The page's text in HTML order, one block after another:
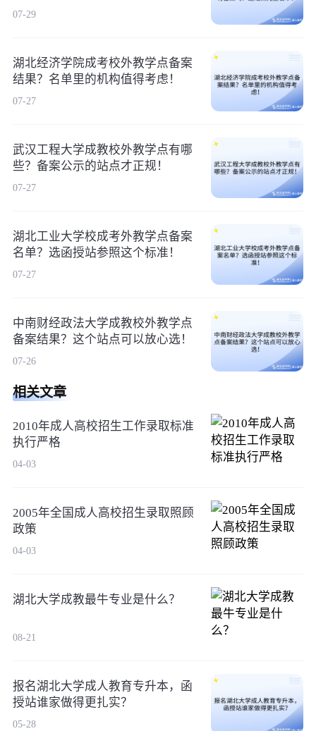
07-29
湖北经济学院成考校外教学点备案
结果？名单里的机构值得考虑！
07-27
武汉工程大学成教校外教学点有哪
些？备案公示的站点才正规！
07-27
湖北工业大学校成考外教学点备案
名单？选函授站参照这个标准！
07-27
中南财经政法大学成教校外教学点
备案结果？这个站点可以放心选！
07-26
相关文章
2010年成人高校招生工作录取标准
执行严格
04-03
2005年全国成人高校招生录取照顾
政策
04-03
湖北大学成教最牛专业是什么？
08-21
报名湖北大学成人教育专升本，函
授站谁家做得更扎实？
05-28